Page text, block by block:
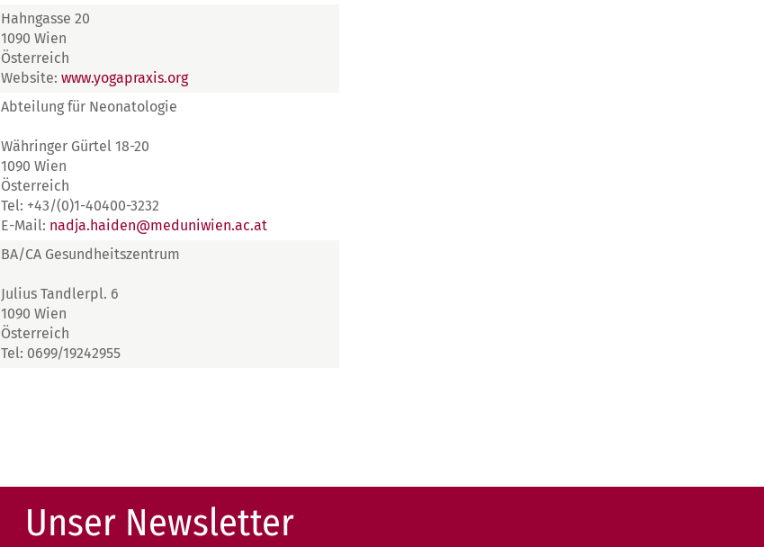
Hahngasse 20
1090 Wien
Österreich
Website: www.yogapraxis.org
Abteilung für Neonatologie
Währinger Gürtel 18-20
1090 Wien
Österreich
Tel: +43/(0)1-40400-3232
E-Mail: nadja.haiden@meduniwien.ac.at
BA/CA Gesundheitszentrum
Julius Tandlerpl. 6
1090 Wien
Österreich
Tel: 0699/19242955
Unser Newsletter